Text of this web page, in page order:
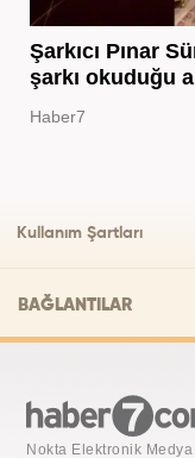
Şarkıcı Pınar
şarkı okuduğu
Haber7
Kullanım Şartları
BAĞLANTILAR
Nokta Elektronik Medya